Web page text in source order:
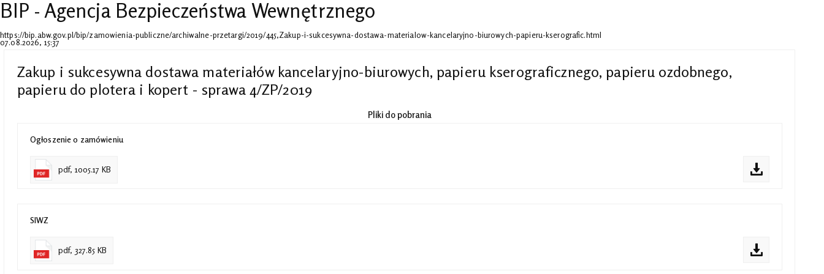
BIP - Agencja Bezpieczeństwa Wewnętrznego
https://bip.abw.gov.pl/bip/zamowienia-publiczne/archiwalne-przetargi/2019/445,Zakup-i-sukcesywna-dostawa-materialow-kancelaryjno-biurowych-papieru-kserografic.html
07.08.2026, 15:37
Zakup i sukcesywna dostawa materiałów kancelaryjno-biurowych, papieru kserograficznego, papieru ozdobnego,
papieru do plotera i kopert - sprawa 4/ZP/2019
Pliki do pobrania
Ogłoszenie o zamówieniu
pdf, 1005.17 KB
SIWZ
pdf, 327.85 KB